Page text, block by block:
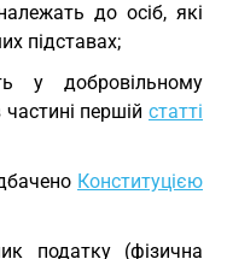
до осіб, які
підставах;
у добровільному
першій статті
Конституцією
податку (фізична